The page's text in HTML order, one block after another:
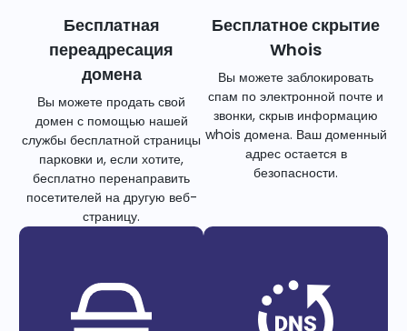
Бесплатная
переадресация
домена
Вы можете продать свой
домен с помощью нашей
службы бесплатной страницы
парковки и, если хотите,
бесплатно перенаправить
посетителей на другую веб-
страницу.
Бесплатное скрытие
Whois
Вы можете заблокировать
спам по электронной почте и
звонки, скрыв информацию
whois домена. Ваш доменный
адрес остается в
безопасности.